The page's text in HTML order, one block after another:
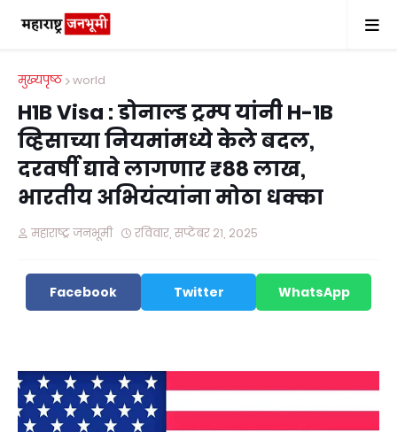
मुख्यपृष्ठ world
H1B Visa : डोनाल्ड ट्रम्प यांनी H-1B
व्हिसाच्या नियमांमध्ये केले बदल,
दरवर्षी द्यावे लागणार ₹88 लाख,
भारतीय अभियंत्यांना मोठा धक्का
महाराष्ट्र जनभूमी रविवार, सप्टेंबर २१, २०२५
Facebook Twitter WhatsApp